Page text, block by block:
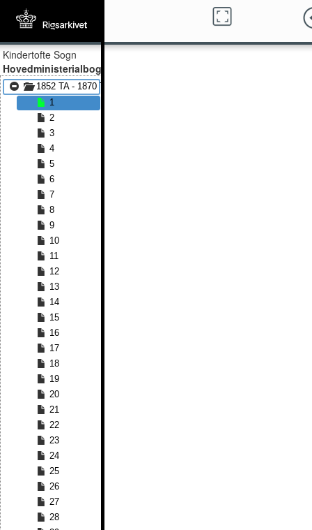
Kindertofte Sogn
Hovedministerialbog
1852 TA - 1870 TA
1
2
3
4
5
6
7
8
9
10
11
12
13
14
15
16
17
18
19
20
21
22
23
24
25
26
27
28